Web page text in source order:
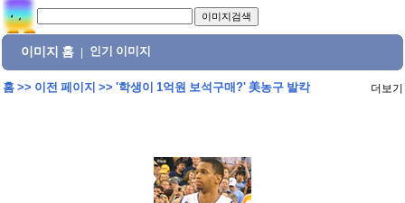
이미지 홈 인기 이미지
홈>> 이전 페이지 >> '학생이 1억원 보석구매?' 美농구 발칵 더보기